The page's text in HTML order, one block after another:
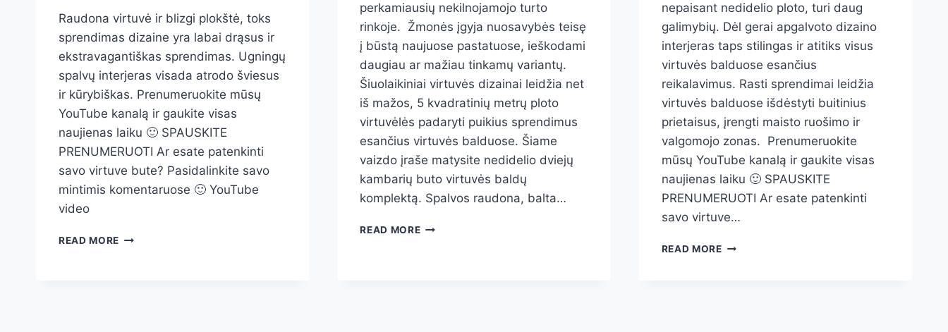
Raudona virtuvė ir blizgi plokštė, toks
sprendimas dizaine yra labai drąsus ir
ekstravagantiškas sprendimas. Ugningų
spalvų interjeras visada atrodo šviesus
ir kūrybiškas. Prenumeruokite mūsų
YouTube kanalą ir gaukite visas
naujienas laiku 🙂 SPAUSKITE
PRENUMERUOTI Ar esate patenkinti
savo virtuve bute? Pasidalinkite savo
mintimis komentaruose 🙂 YouTube
video
READ MORE RAUDONA
perkamiausių nekilnojamojo turto
rinkoje. Žmonės įgyja nuosavybės teisę
į būstą naujuose pastatuose, ieškodami
daugiau ar mažiau tinkamų variantų.
Šiuolaikiniai virtuvės dizainai leidžia net
iš mažos, 5 kvadratinių metrų ploto
virtuvėlės padaryti puikius sprendimus
esančius virtuvės balduose. Šiame
vaizdo įraše matysite nedidelio dviejų
kambarių buto virtuvės baldų
komplektą. Spalvos raudona, balta…
READ MOREDVIEJŲ
nepaisant nedidelio ploto, turi daug
galimybių. Dėl gerai apgalvoto dizaino
interjeras taps stilingas ir atitiks visus
virtuvės balduose esančius
reikalavimus. Rasti sprendimai leidžia
virtuvės balduose išdėstyti buitinius
prietaisus, įrengti maisto ruošimo ir
valgomojo zonas. Prenumeruokite
mūsų YouTube kanalą ir gaukite visas
naujienas laiku 🙂 SPAUSKITE
PRENUMERUOTI Ar esate patenkinti
savo virtuve…
READ MOREBUTO